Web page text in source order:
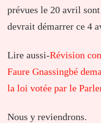
prévues le 20 avril
devrait démarrer ce 4
Lire aussi-Révision
Faure Gnassingbé
la loi votée par le
Nous y reviendrons.